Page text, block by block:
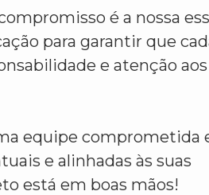
é a nossa
para garantir que
e atenção
equipe comprometida
e alinhadas às suas
está em boas mãos!